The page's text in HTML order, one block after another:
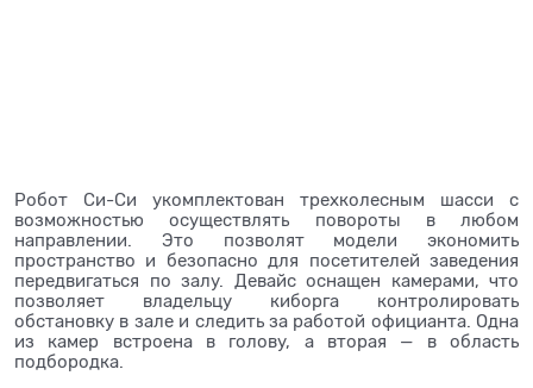
Робот Си-Си укомплектован трехколесным шасси с
возможностью осуществлять повороты в любом
направлении. Это позволят модели экономить
пространство и безопасно для посетителей заведения
передвигаться по залу. Девайс оснащен камерами, что
позволяет владельцу киборга контролировать
обстановку в зале и следить за работой официанта. Одна
из камер встроена в голову, а вторая — в область
подбородка.